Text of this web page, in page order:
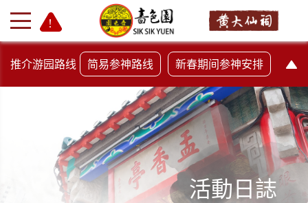
推介游园路线 简易参神路线 新春期间参神安排
活動日誌